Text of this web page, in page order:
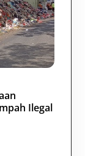
Ilegal